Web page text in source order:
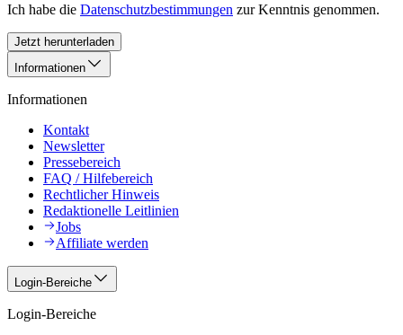
Ich habe die Datenschutzbestimmungen zur Kenntnis genommen.
Jetzt herunterladen
Informationen
Informationen
Kontakt
Newsletter
Pressebereich
FAQ / Hilfebereich
Rechtlicher Hinweis
Redaktionelle Leitlinien
Jobs
Affiliate werden
Login-Bereiche
Login-Bereiche